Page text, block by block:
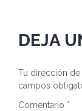
DEJA
Tu dirección
campos
Comentario *